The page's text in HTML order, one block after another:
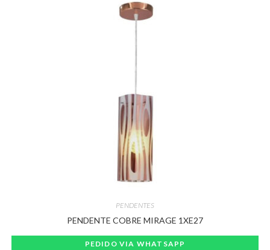
PENDENTES
PENDENTE COBRE MIRAGE 1XE27
PEDIDO VIA WHATSAPP